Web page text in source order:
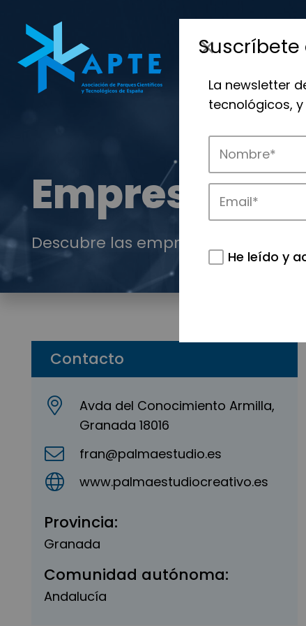
Empresas
Descubre las empresas que
Contacto
Avda del Conocimiento Armilla,
Granada 18016
fran@palmaestudio.es
www.palmaestudiocreativo.es
Provincia:
Granada
Comunidad autónoma:
Andalucía
La newsletter
tecnológicos,
He leído y